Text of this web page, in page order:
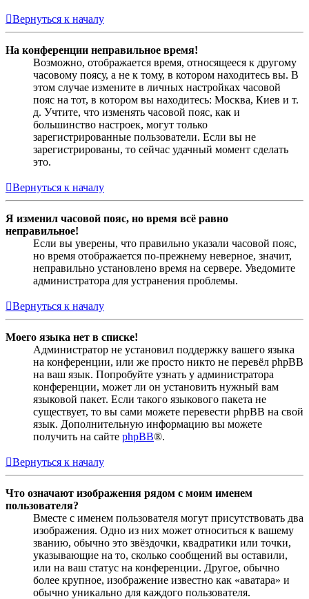
Вернуться к началу
На конференции неправильное время!
Возможно, отображается время, относящееся к другому
часовому поясу, а не к тому, в котором находитесь вы. В
этом случае измените в личных настройках часовой
пояс на тот, в котором вы находитесь: Москва, Киев и т.
д. Учтите, что изменять часовой пояс, как и
большинство настроек, могут только
зарегистрированные пользователи. Если вы не
зарегистрированы, то сейчас удачный момент сделать
это.
Вернуться к началу
Я изменил часовой пояс, но время всё равно
неправильное!
Если вы уверены, что правильно указали часовой пояс,
но время отображается по-прежнему неверное, значит,
неправильно установлено время на сервере. Уведомите
администратора для устранения проблемы.
Вернуться к началу
Моего языка нет в списке!
Администратор не установил поддержку вашего языка
на конференции, или же просто никто не перевёл phpBB
на ваш язык. Попробуйте узнать у администратора
конференции, может ли он установить нужный вам
языковой пакет. Если такого языкового пакета не
существует, то вы сами можете перевести phpBB на свой
язык. Дополнительную информацию вы можете
получить на сайте phpBB®.
Вернуться к началу
Что означают изображения рядом с моим именем
пользователя?
Вместе с именем пользователя могут присутствовать два
изображения. Одно из них может относиться к вашему
званию, обычно это звёздочки, квадратики или точки,
указывающие на то, сколько сообщений вы оставили,
или на ваш статус на конференции. Другое, обычно
более крупное, изображение известно как «аватара» и
обычно уникально для каждого пользователя.